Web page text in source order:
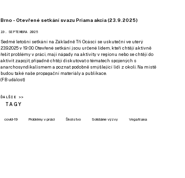
Brno - Otevřené setkání svazu Priama akcia (23.9.2025)
19. SEPTEMBRA 2025
Sedmé letošní setkání na Základně Tři Ocásci se uskuteční ve uterý
23.9.2025 v 19:00. Otevřené setkání jsou určené lidem, kteří chtějí aktivně
řešit problémy v práci, mají nápady na aktivity v regionu nebo se chtějí do
aktivit zapojit, případně chtějí diskutovat o tématech spojených s
anarchosyndikalismem a poznat podobně smýšlející lidi z okolí. Na místě
budou také naše propagační materiály a publikace.
(FB událost)
ĎALŠIE >>
TAGY
covid-19 Problémy v práci Školstvo Solidárne výzvy VegaNana